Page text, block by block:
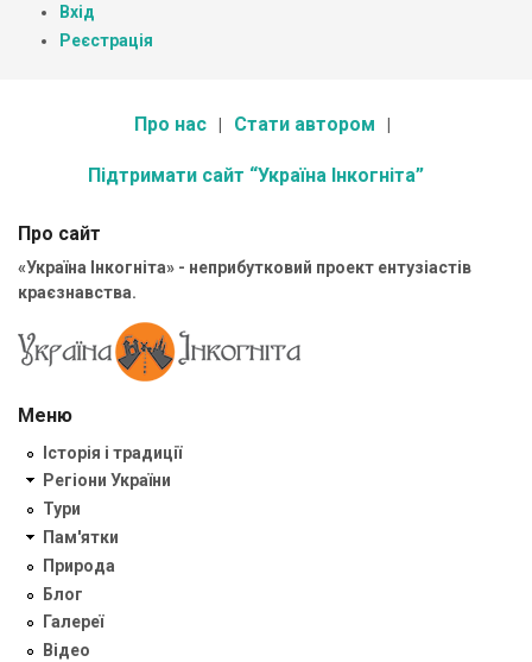
Вхід
Реєстрація
Про нас Стати автором
Підтримати сайт “Україна Інкогніта”
Про сайт
«Україна Інкогніта» - неприбутковий проект ентузіастів
краєзнавства.
Меню
Історія і традиції
Регіони України
Тури
Пам'ятки
Природа
Блог
Галереї
Відео